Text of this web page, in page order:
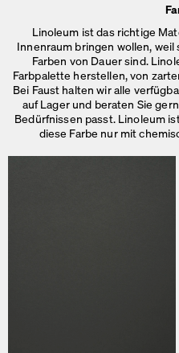
Linoleum ist das richtige
Innenraum bringen wollen,
Farben von Dauer sind.
Farbpalette herstellen, von
Bei Faust halten wir alle
auf Lager und beraten Sie
Bedürfnissen passt. Linoleum
diese Farbe nur mit